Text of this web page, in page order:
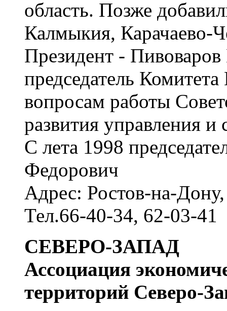
область. Позже
Калмыкия, Карачаево-
Президент -
председатель
вопросам работы
развития управления и
С лета 1998
Федорович
Адрес: Ростов-на-
Тел.66-40-34, 62-03-41
СЕВЕРО-ЗАПАД
Ассоциация
территорий Северо-